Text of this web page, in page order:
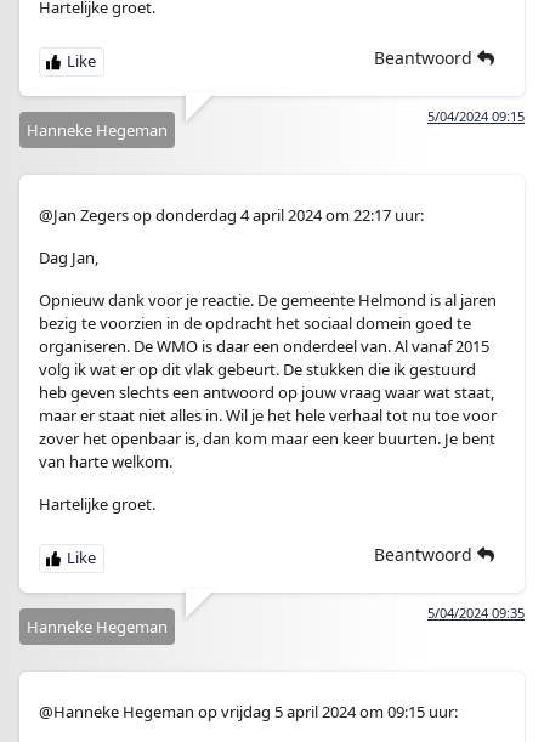
Hartelijke groet.
Beantwoord
5/04/2024 09:15
Hanneke Hegeman
@Jan Zegers op donderdag 4 april 2024 om 22:17 uur:
Dag Jan,
Opnieuw dank voor je reactie. De gemeente Helmond is al jaren
bezig te voorzien in de opdracht het sociaal domein goed te
organiseren. De WMO is daar een onderdeel van. Al vanaf 2015
volg ik wat er op dit vlak gebeurt. De stukken die ik gestuurd
heb geven slechts een antwoord op jouw vraag waar wat staat,
maar er staat niet alles in. Wil je het hele verhaal tot nu toe voor
zover het openbaar is, dan kom maar een keer buurten. Je bent
van harte welkom.
Hartelijke groet.
Beantwoord
5/04/2024 09:35
Hanneke Hegeman
@Hanneke Hegeman op vrijdag 5 april 2024 om 09:15 uur: